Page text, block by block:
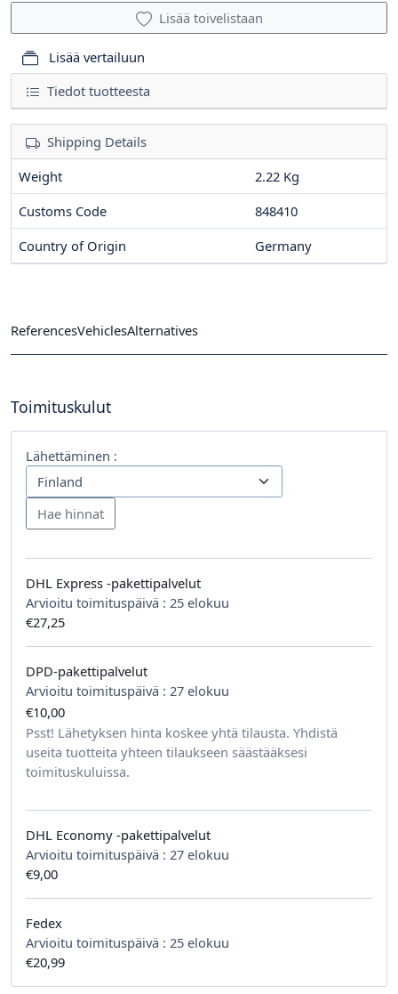
Tiedot tuotteesta
Shipping Details
Weight
2.22 Kg
Customs Code
848410
Country of Origin
Germany
Lisää toivelistaan
Lisää vertailuun
ReferencesVehiclesAlternatives
Toimituskulut
Lähettäminen :
DHL Express -pakettipalvelut
Arvioitu toimituspäivä : 25 elokuu
€27,25
DPD-pakettipalvelut
Arvioitu toimituspäivä : 27 elokuu
€10,00
Psst! Lähetyksen hinta koskee yhtä tilausta. Yhdistä
useita tuotteita yhteen tilaukseen säästääksesi
toimituskuluissa.
DHL Economy -pakettipalvelut
Arvioitu toimituspäivä : 27 elokuu
€9,00
Fedex
Arvioitu toimituspäivä : 25 elokuu
€20,99